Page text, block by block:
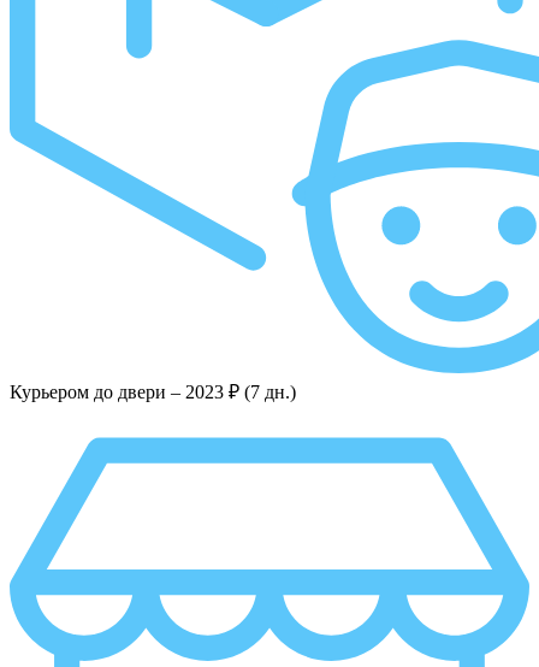
Курьером до двери – 2023 ₽ (7 дн.)